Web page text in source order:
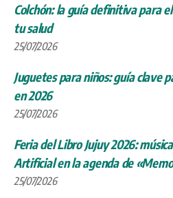
Colchón: la guía definitiva para
tu salud
25/07/2026
Juguetes para niños: guía clave
en 2026
25/07/2026
Feria del Libro Jujuy 2026:
Artificial en la agenda de
25/07/2026